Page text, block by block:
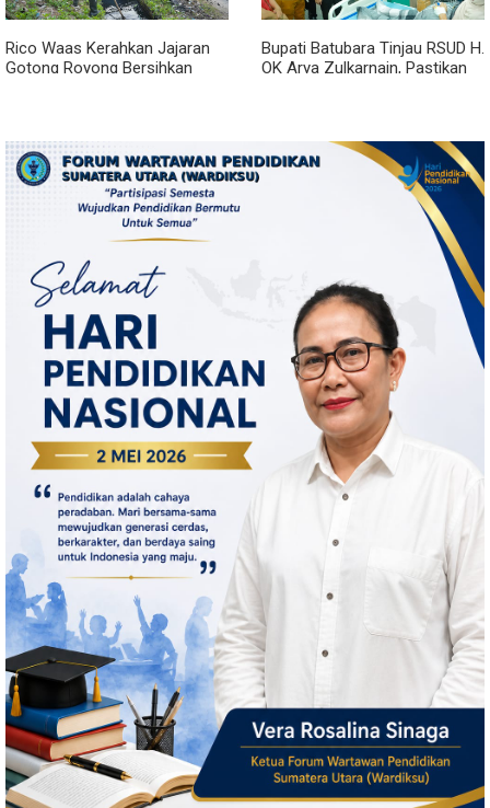
Rico Waas Kerahkan Jajaran
Gotong Royong Bersihkan
Bupati Batubara Tinjau RSUD H.
OK Arya Zulkarnain, Pastikan